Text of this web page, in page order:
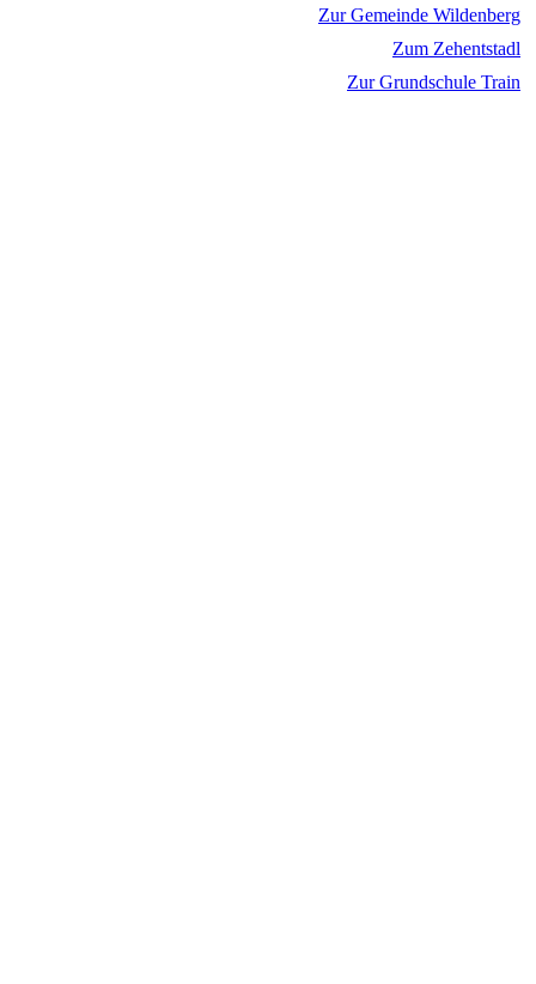
Zur Gemeinde Wildenberg
Zum Zehentstadl
Zur Grundschule Train